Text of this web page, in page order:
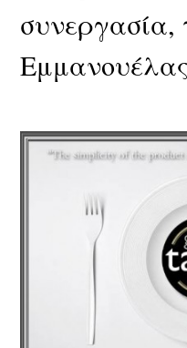
συνεργασία,